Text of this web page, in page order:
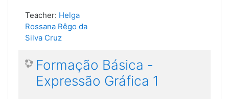
Teacher: Helga
Rossana Rêgo da
Silva Cruz
Formação Básica -
Expressão Gráfica 1